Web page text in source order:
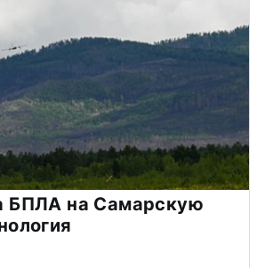
БПЛА на Самарскую